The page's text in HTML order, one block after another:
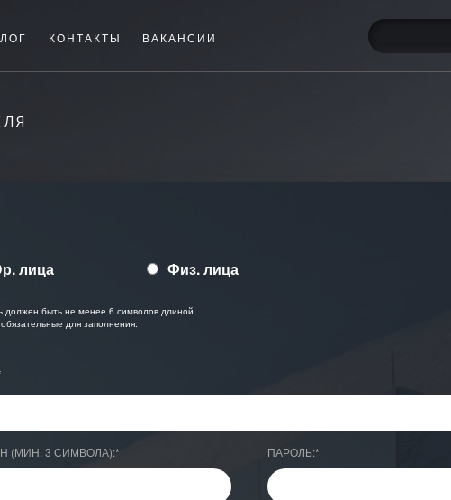
КОНТАКТЫ ВАКАНСИИ
лица Физ. лица
должен быть не менее 6 символов длиной.
для заполнения.
(МИН. 3 СИМВОЛА):* ПАРОЛЬ:*